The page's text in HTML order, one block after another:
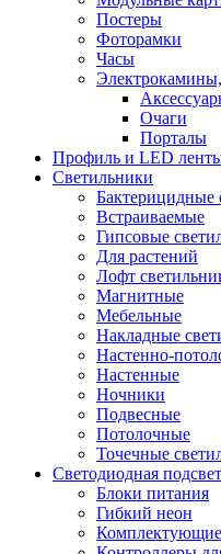
Постеры
Фоторамки
Часы
Очаги
Порталы
Профиль и LED
Светильники
Бактерицидные
Встраиваемые
Гипсовые
Для растений
Лофт
Магнитные
Мебельные
Накладные
Настенно-
Настенные
Ночники
Подвесные
Потолочные
Точечные
Светодиодная
Блоки питания
Гибкий неон
Комплектующие